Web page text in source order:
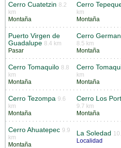
Cerro Cuatetzin 8.2
km
Montaña
Cerro
km
Montaña
Puerto Virgen de
Guadalupe 8.4 km
Pasar
Cerro
8.5 km
Montaña
Cerro Tomaquilo 8.8
km
Montaña
Cerro
km
Montaña
Cerro Tezompa 9.6
km
Montaña
Cerro Los
9.7 km
Montaña
Cerro Ahuatepec 9.9
km
Montaña
La Soledad
Localidad